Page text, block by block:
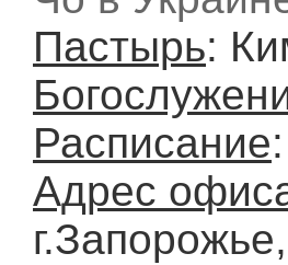
Пастырь:
Расписание
Адрес